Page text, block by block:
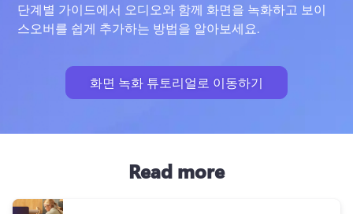
단계별 가이드에서 오디오와 함께 화면을 녹화하고 보이
스오버를 쉽게 추가하는 방법을 알아보세요.
화면 녹화 튜토리얼로 이동하기
Read more